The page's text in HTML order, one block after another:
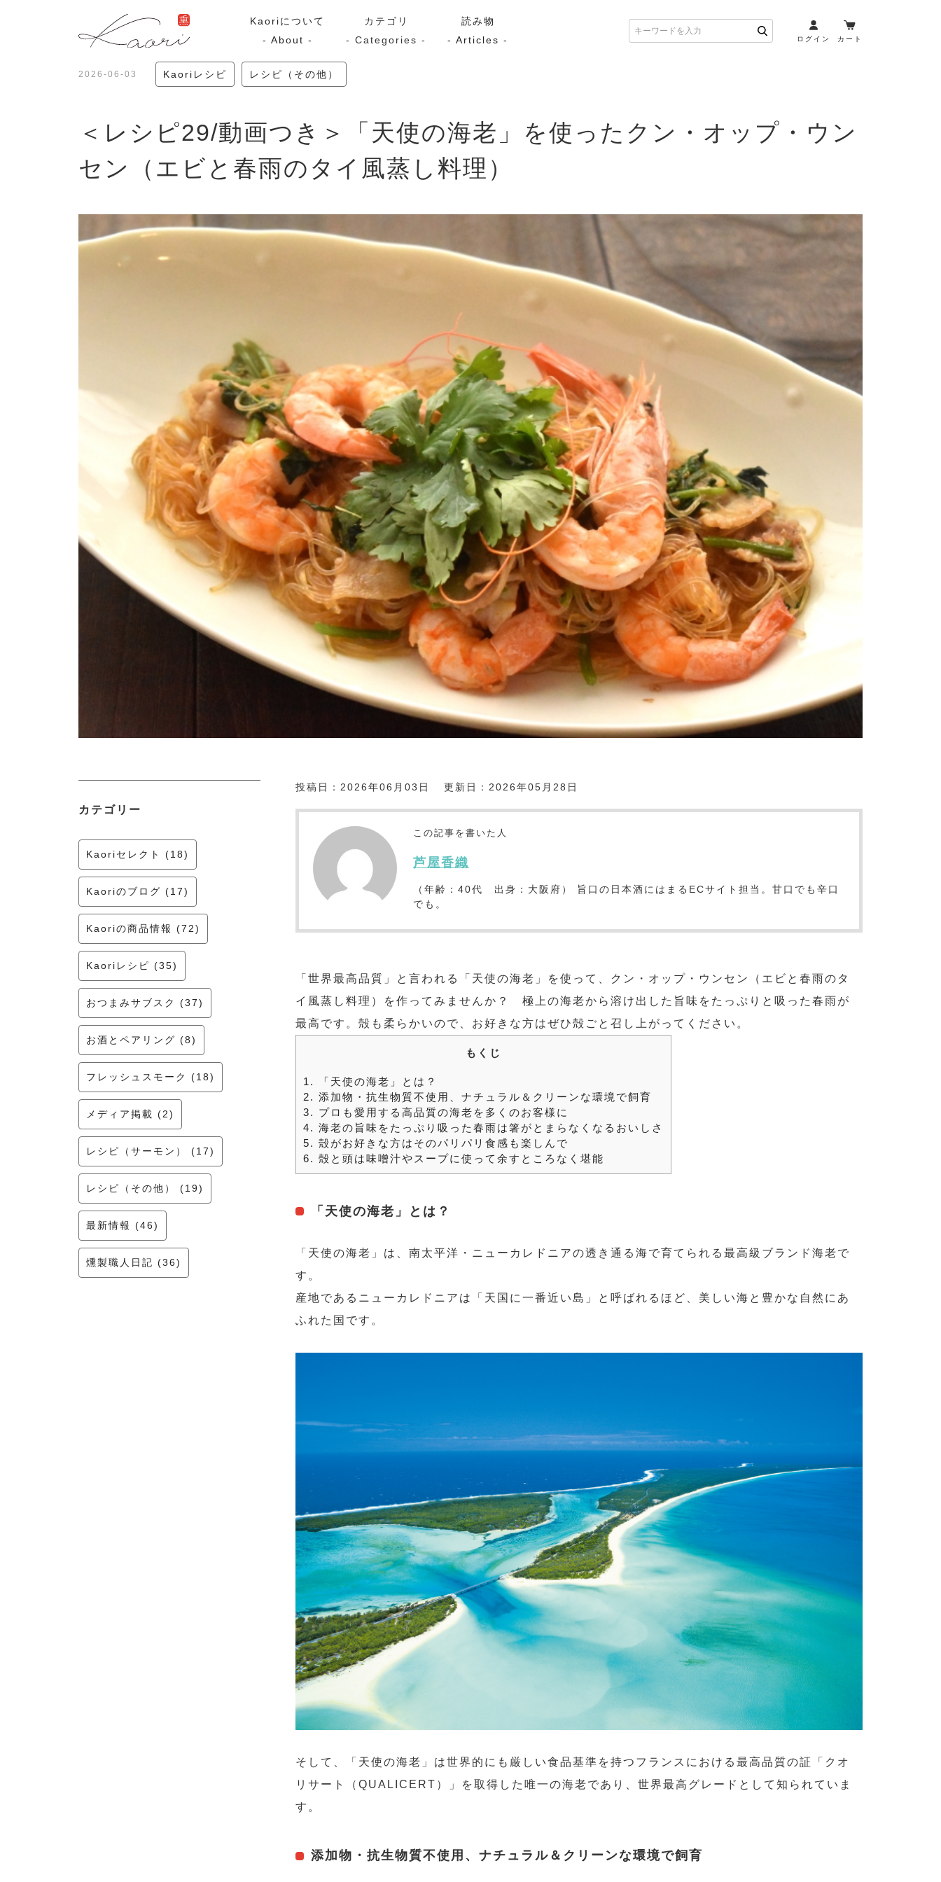
Kaoriについて
- About -
カテゴリ
- Categories -
Kaoriのギフト
Ocean Rich
スモークサーモン
スモーク
漬け魚
Kaori
日本酒・焼酎
送料無料 サブスク（定期コース・頒布会） 商品一覧
読み物
- Articles -
ログイン カート
2026-06-03 Kaoriレシピ レシピ（その他）
＜レシピ29/動画つき＞「天使の海老」を使ったクン・オップ・ウン
セン（エビと春雨のタイ風蒸し料理）
投稿日：2026年06月03日 更新日：2026年05月28日
この記事を書いた人
芦屋香織
（年齢：40代 出身：大阪府） 旨口の日本酒にはまるECサイト担当。甘口でも辛口
でも。
「世界最高品質」と言われる「天使の海老」を使って、クン・オップ・ウンセン（エビと春雨のタ
イ風蒸し料理）を作ってみませんか？ 極上の海老から溶け出した旨味をたっぷりと吸った春雨が
最高です。殻も柔らかいので、お好きな方はぜひ殻ごと召し上がってください。
もくじ
1.
「天使の海老」とは？
2. 添加物・抗生物質不使用、ナチュラル＆クリーンな環境で飼育
3. プロも愛用する高品質の海老を多くのお客様に
4. 海老の旨味をたっぷり吸った春雨は箸がとまらなくなるおいしさ
5. 殻がお好きな方はそのパリパリ食感も楽しんで
6. 殻と頭は味噌汁やスープに使って余すところなく堪能
「天使の海老」とは？
「天使の海老」は、南太平洋・ニューカレドニアの透き通る海で育てられる最高級ブランド海老で
す。
産地であるニューカレドニアは「天国に一番近い島」と呼ばれるほど、美しい海と豊かな自然にあ
ふれた国です。
そして、「天使の海老」は世界的にも厳しい食品基準を持つフランスにおける最高品質の証「クオ
リサート（QUALICERT）」を取得した唯一の海老であり、世界最高グレードとして知られていま
す。
添加物・抗生物質不使用、ナチュラル＆クリーンな環境で飼育
カテゴリー
Kaoriセレクト (18)
Kaoriのブログ (17)
Kaoriの商品情報 (72)
Kaoriレシピ (35)
おつまみサブスク (37)
お酒とペアリング (8)
フレッシュスモーク (18)
メディア掲載 (2)
レシピ（サーモン） (17)
レシピ（その他） (19)
最新情報 (46)
燻製職人日記 (36)